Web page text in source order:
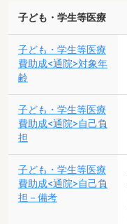
子ども・学生等医療
子ども・学生等医療
費助成<通院>対象年
齢
子ども・学生等医療
費助成<通院>自己負
担
子ども・学生等医療
費助成<通院>自己負
担－備考